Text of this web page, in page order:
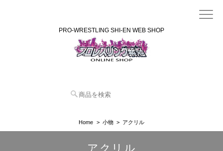
PRO-WRESTLING SHI-EN WEB SHOP
Home 小物 アクリル
アクリル